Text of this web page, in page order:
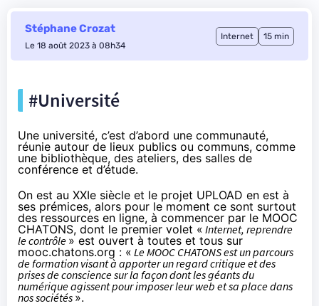
Stéphane Crozat
Le 18 août 2023 à 08h34
Internet 15 min
#Université
Une université, c’est d’abord une communauté,
réunie autour de lieux publics ou communs, comme
une bibliothèque, des ateliers, des salles de
conférence et d’étude.
On est au XXIe siècle et le projet UPLOAD en est à
ses prémices, alors pour le moment ce sont surtout
des ressources en ligne, à commencer par le MOOC
CHATONS, dont le premier volet « Internet, reprendre
le contrôle » est ouvert à toutes et tous sur
mooc.chatons.org : « Le MOOC CHATONS est un parcours
de formation visant à apporter un regard critique et des
prises de conscience sur la façon dont les géants du
numérique agissent pour imposer leur web et sa place dans
nos sociétés ».